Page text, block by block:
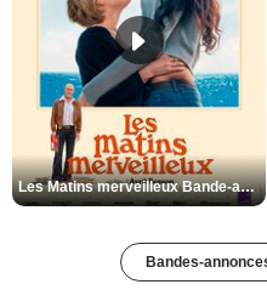
Les Matins merveilleux Bande-annonce VF
Bandes-